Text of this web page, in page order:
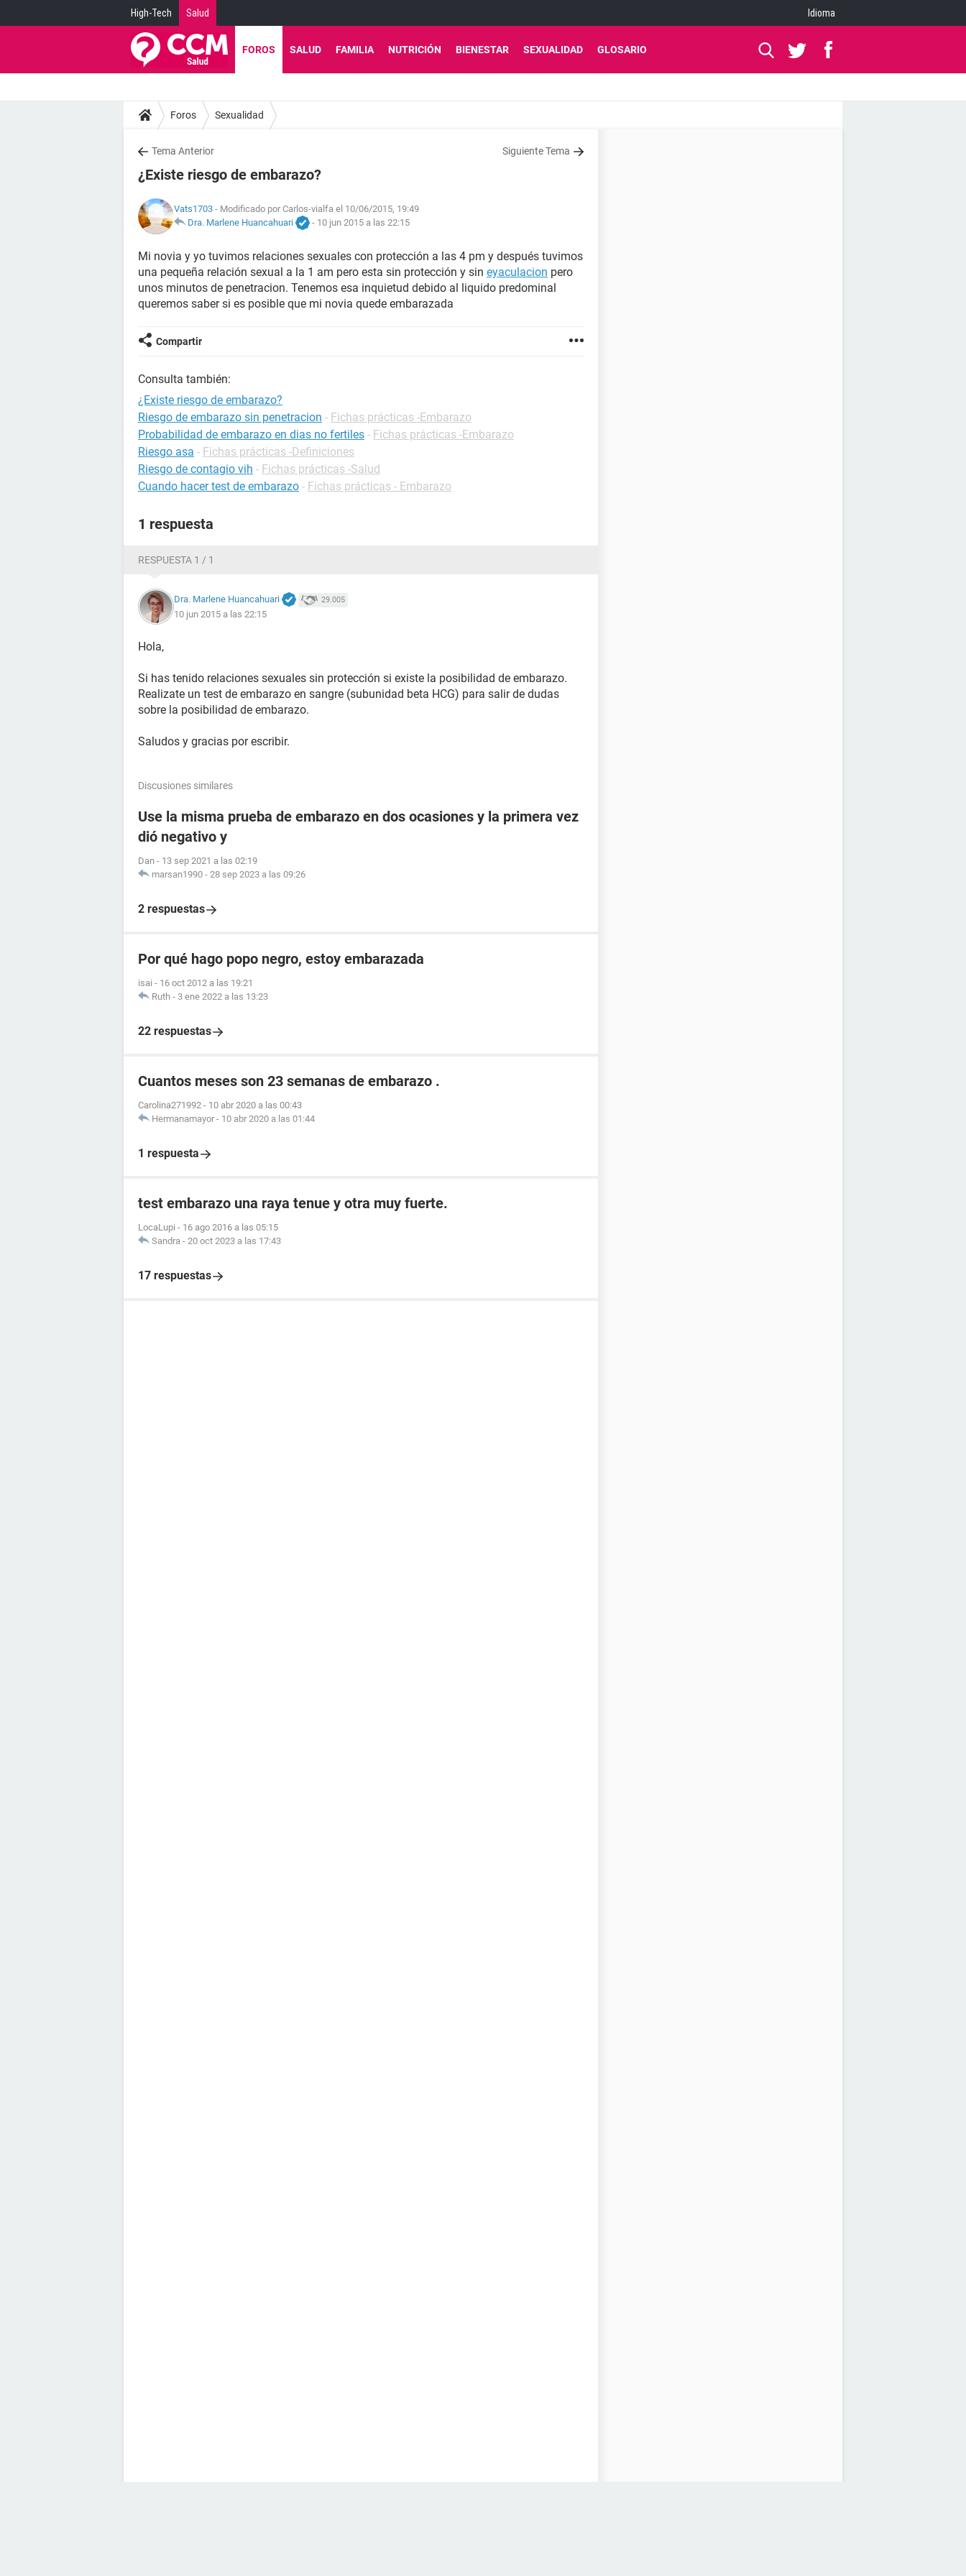
High-Tech Salud Idioma
FOROS SALUD FAMILIA NUTRICIÓN BIENESTAR SEXUALIDAD GLOSARIO
Foros Sexualidad
Tema Anterior Siguiente Tema
¿Existe riesgo de embarazo?
Vats1703 - Modificado por Carlos-vialfa el 10/06/2015, 19:49
Dra. Marlene Huancahuari
- 10 jun 2015 a las 22:15
Mi novia y yo tuvimos relaciones sexuales con protección a las 4 pm y después tuvimos
una pequeña relación sexual a la 1 am pero esta sin protección y sin eyaculacion pero
unos minutos de penetracion. Tenemos esa inquietud debido al liquido predominal
queremos saber si es posible que mi novia quede embarazada
Compartir
Consulta también:
¿Existe riesgo de embarazo?
Riesgo de embarazo sin penetracion - Fichas prácticas -Embarazo
Probabilidad de embarazo en dias no fertiles - Fichas prácticas -Embarazo
Riesgo asa - Fichas prácticas -Definiciones
Riesgo de contagio vih - Fichas prácticas -Salud
Cuando hacer test de embarazo - Fichas prácticas - Embarazo
1 respuesta
RESPUESTA 1 / 1
Dra. Marlene Huancahuari 29.005
10 jun 2015 a las 22:15
Hola,
Si has tenido relaciones sexuales sin protección si existe la posibilidad de embarazo.
Realizate un test de embarazo en sangre (subunidad beta HCG) para salir de dudas
sobre la posibilidad de embarazo.
Saludos y gracias por escribir.
Discusiones similares
Use la misma prueba de embarazo en dos ocasiones y la primera vez
dió negativo y
Dan - 13 sep 2021 a las 02:19
marsan1990 - 28 sep 2023 a las 09:26
2 respuestas
Por qué hago popo negro, estoy embarazada
isai - 16 oct 2012 a las 19:21
Ruth - 3 ene 2022 a las 13:23
22 respuestas
Cuantos meses son 23 semanas de embarazo .
Carolina271992 - 10 abr 2020 a las 00:43
Hermanamayor - 10 abr 2020 a las 01:44
1 respuesta
test embarazo una raya tenue y otra muy fuerte.
LocaLupi - 16 ago 2016 a las 05:15
Sandra - 20 oct 2023 a las 17:43
17 respuestas